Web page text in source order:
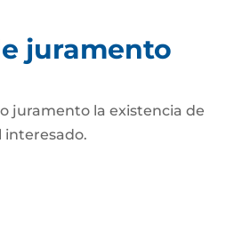
juramento
juramento la existencia de
interesado.